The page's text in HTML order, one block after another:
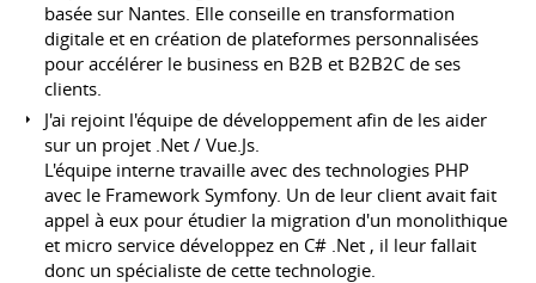
basée sur Nantes. Elle conseille en transformation
digitale et en création de plateformes personnalisées
pour accélérer le business en B2B et B2B2C de ses
clients.
J'ai rejoint l'équipe de développement afin de les aider
sur un projet .Net / Vue.Js.
L'équipe interne travaille avec des technologies PHP
avec le Framework Symfony. Un de leur client avait fait
appel à eux pour étudier la migration d'un monolithique
et micro service développez en C# .Net , il leur fallait
donc un spécialiste de cette technologie.